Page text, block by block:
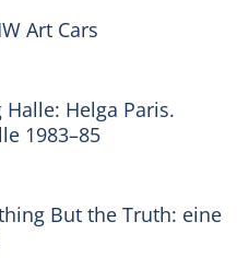
Art Cars
Helga Paris.
1983–85
But the Truth: eine